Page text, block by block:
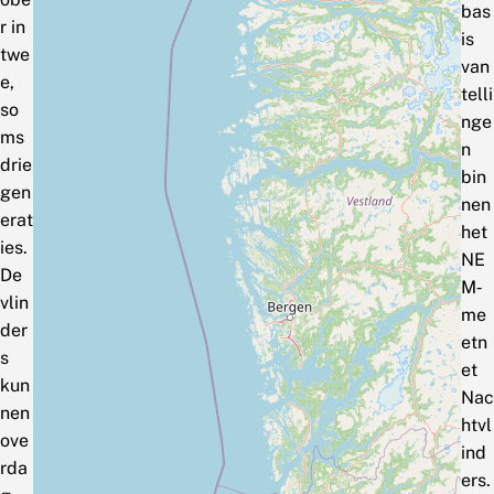
r in
twe
e,
so
ms
drie
gen
erat
ies.
De
vlin
der
s
kun
nen
ove
rda
bas
is
van
telli
nge
n
bin
nen
het
NE
M‑
me
etn
et
Nac
htvl
ind
ers.